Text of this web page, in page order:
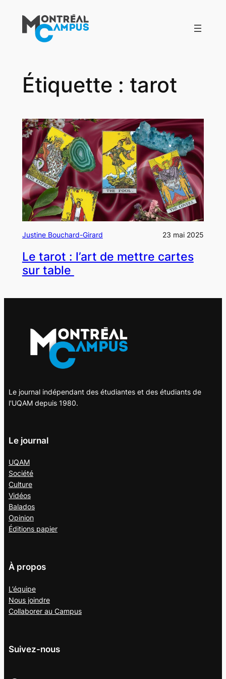
contenu
Étiquette : tarot
Justine Bouchard-Girard 23 mai 2025
Le tarot : l’art de mettre cartes
sur table
Le journal indépendant des étudiantes et des étudiants de
l'UQAM depuis 1980.
Le journal
UQAM
Société
Culture
Vidéos
Balados
Opinion
Éditions papier
À propos
L’équipe
Nous joindre
Collaborer au Campus
Suivez-nous